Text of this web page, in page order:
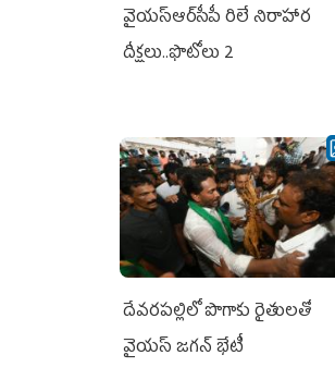
వైయ‌స్ఆర్‌సీపీ రిలే నిరాహార
దీక్షలు..ఫొటోలు 2
దేవరపల్లిలో పొగాకు రైతులతో
వైయస్ జగన్ భేటీ